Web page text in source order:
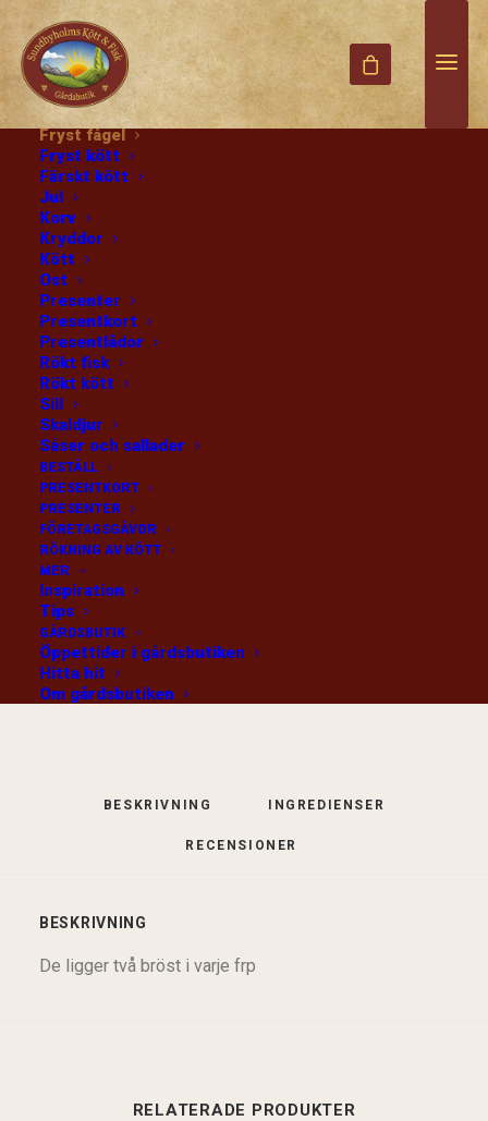
PRODUKTER
Alla produkter
Choklad
Diverse
Fisk
Fryst fisk
Fryst fågel
Fryst kött
Färskt kött
Jul
Korv
Kryddor
Kött
Ost
Presenter
Presentkort
Presentlådor
Rökt fisk
Rökt kött
Sill
Skaldjur
Såser och sallader
BESTÄLL
PRESENTKORT
PRESENTER
FÖRETAGSGÅVOR
RÖKNING AV KÖTT
MER
Inspiration
Tips
GÅRDSBUTIK
Öppettider i gårdsbutiken
Hitta hit
Om gårdsbutiken
Hem Ankbröst frysta
Ankbröst frysta
POLARICA CA700 GR
289:- /kg
Fryst, franskt, ligger två och två ca 700g/frp
Kategori
BESKRIVNING INGREDIENSER
RECENSIONER
BESKRIVNING
De ligger två bröst i varje frp
RELATERADE PRODUKTER